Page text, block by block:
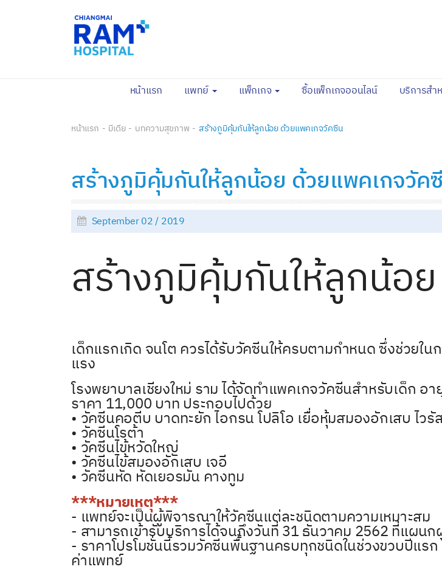
หน้าแรก (current)
แพทย์ แพ็กเกจ ซื้อแพ็กเกจออนไลน์(current)บริการส
หน้าแรก มีเดีย บทความสุขภาพ สร้างภูมิคุ้มกันให้ลูกน้อย ด้วยแพคเกจวัคซีน
สร้างภูมิคุ้มกันให้ลูกน้อย ด้วยแพคเกจวัค
September 02 / 2019
สร้างภูมิคุ้มกันให้ลูกน้อย
เด็กแรกเกิด จนโต ควรได้รับวัคซีนให้ครบตามกำหนด ซึ่งช่วยใ
แรง
โรงพยาบาลเชียงใหม่ ราม ได้จัดทำแพคเกจวัคซีนสำหรับเด็ก อ
ราคา 11,000 บาท ประกอบไปด้วย
• วัคซีนคอตีบ บาดทะยัก ไอกรน โปลิโอ เยื่อหุ้มสมองอักเสบ ไว
• วัคซีนโรต้า
• วัคซีนไข้หวัดใหญ่
• วัคซีนไข้สมองอักเสบ เจอี
• วัคซีนหัด หัดเยอรมัน คางทูม
***หมายเหตุ***
- แพทย์จะเป็นผู้พิจารณาให้วัคซีนแต่ละชนิดตามความเหมาะสม
- สามารถเข้ารับบริการได้จนถึงวันที่ 31 ธันวาคม 2562 ที่แผน
- ราคาโปรโมชั่นนี้รวมวัคซีนพื้นฐานครบทุกชนิดในช่วงขวบปีแ
ค่าแพทย์